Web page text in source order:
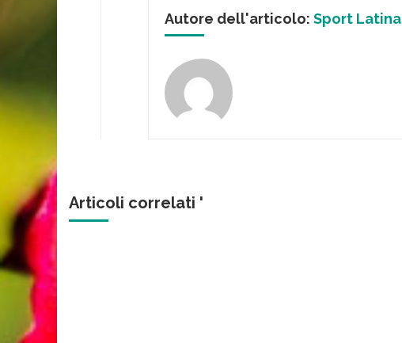
Autore dell'articolo: Sport Latina
Articoli correlati '